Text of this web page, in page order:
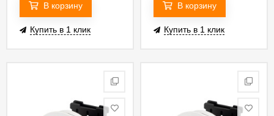
В корзину
Купить в 1 клик
В корзину
Купить в 1 клик